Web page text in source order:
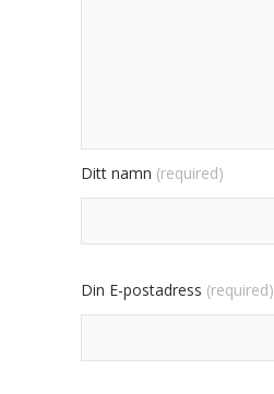
Ditt namn (required)
Din E-postadress (required)